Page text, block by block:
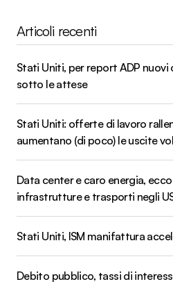
Articoli recenti
Stati Uniti, per report ADP
sotto le attese
Stati Uniti: offerte di lavoro
aumentano (di poco) le uscite
Data center e caro energia,
infrastrutture e trasporti negli
Stati Uniti, ISM manifattura
Debito pubblico, tassi di